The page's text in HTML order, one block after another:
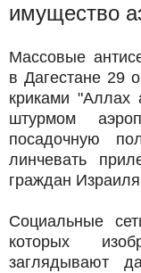
имущество
Массовые
в Дагестане 29
криками "Аллах
штурмом
посадочную
линчевать
граждан
Социальные
которых
заглядывают